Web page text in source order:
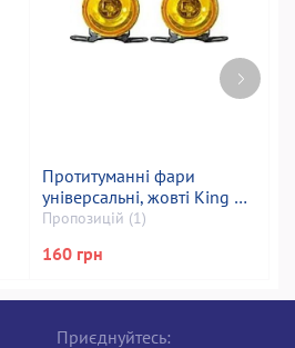
Протитуманні фари
універсальні, жовті King w-
62
Пропозицій (1)
160 грн
Приєднуйтесь: